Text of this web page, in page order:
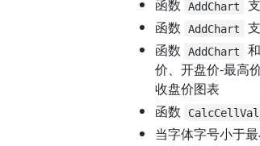
函数
AddChart
函数
AddChart
函数
AddChart 和
价、开盘价-最高
收盘价图表
函数
当字体字号小于